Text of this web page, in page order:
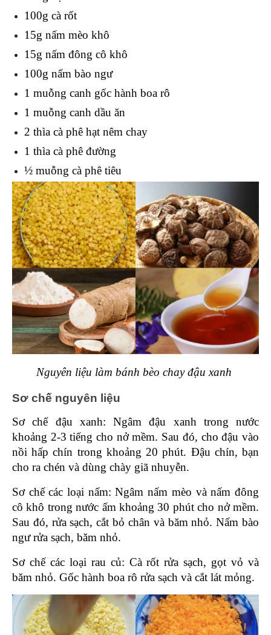
100g cà rốt
15g nấm mèo khô
15g nấm đông cô khô
100g nấm bào ngư
1 muỗng canh gốc hành boa rô
1 muỗng canh dầu ăn
2 thìa cà phê hạt nêm chay
1 thìa cà phê đường
½ muỗng cà phê tiêu
Nguyên liệu làm bánh bèo chay đậu xanh
Sơ chế nguyên liệu
Sơ chế đậu xanh: Ngâm đậu xanh trong nước
khoảng 2-3 tiếng cho nở mềm. Sau đó, cho đậu vào
nồi hấp chín trong khoảng 20 phút. Đậu chín, bạn
cho ra chén và dùng chày giã nhuyễn.
Sơ chế các loại nấm: Ngâm nấm mèo và nấm đông
cô khô trong nước ấm khoảng 30 phút cho nở mềm.
Sau đó, rửa sạch, cắt bỏ chân và băm nhỏ. Nấm bào
ngư rửa sạch, băm nhỏ.
Sơ chế các loại rau củ: Cà rốt rửa sạch, gọt vỏ và
băm nhỏ. Gốc hành boa rô rửa sạch và cắt lát mỏng.